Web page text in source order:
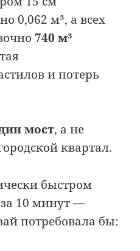
0,062 м³, а всех
740 м³
и потерь
мост, а не
квартал.
быстром
10 минут —
потребовала бы: